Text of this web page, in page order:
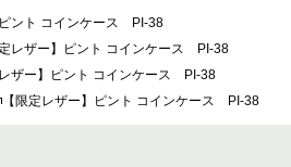
ピント コインケース PI-38
定レザー】ピント コインケース PI-38
レザー】ピント コインケース PI-38
【限定レザー】ピント コインケース PI-38